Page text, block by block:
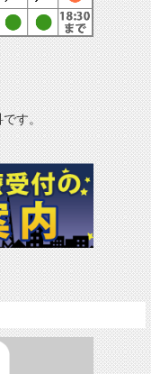
です。